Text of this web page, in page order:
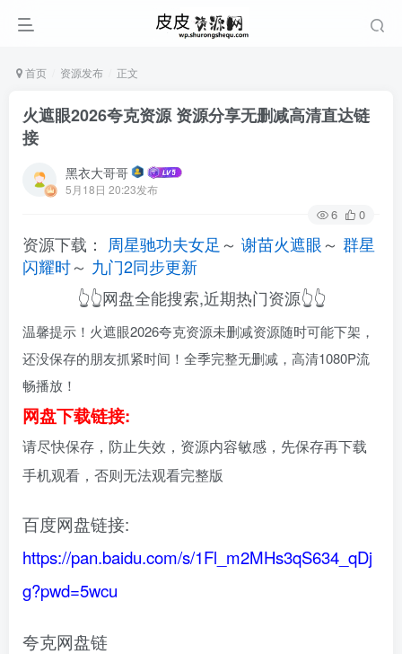
首页 资源发布 正文
火遮眼2026夸克资源 资源分享无删减高清直达链
接
黑衣大哥哥
5月18日 20:23发布
6 0
资源下载： 周星驰功夫女足 ～ 谢苗火遮眼～ 群星
闪耀时～ 九门2同步更新
👆👆网盘全能搜索,近期热门资源👆👆
温馨提示！火遮眼2026夸克资源未删减资源随时可能下架，
还没保存的朋友抓紧时间！全季完整无删减，高清1080P流
畅播放！
网盘下载链接:
请尽快保存，防止失效，资源内容敏感，先保存再下载
手机观看，否则无法观看完整版
百度网盘链接:
https://pan.baidu.com/s/1Fl_m2MHs3qS634_qDj
g?pwd=5wcu
夸克网盘链